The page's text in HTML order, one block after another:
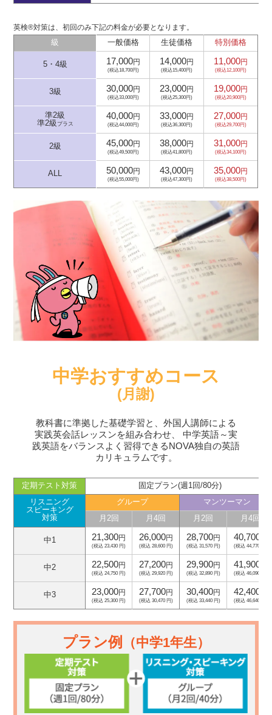
英検®対策は、初回のみ下記の料金が必要となります。
級 一般価格 生徒価格 特別価格
5・4級 17,000円
(税込18,700円)
14,000円
(税込15,400円)
11,000円
(税込12,100円)
3級 30,000円
(税込33,000円)
23,000円
(税込25,300円)
19,000円
(税込20,900円)
準2級
準2級 プラス
40,000円
(税込44,000円)
33,000円
(税込36,300円)
27,000円
(税込29,700円)
2級 45,000円
(税込49,500円)
38,000円
(税込41,800円)
31,000円
(税込34,100円)
ALL 50,000円
(税込55,000円)
43,000円
(税込47,300円)
35,000円
(税込38,500円)
中学おすすめコース
(月謝)
教科書に準拠した基礎学習と、外国人講師による
実践英会話レッスンを組み合わせ、
中学英語～実
践英語をバランスよく習得できるNOVA独自の英語
カリキュラムです。
定期テスト対策
固定プラン(週1回/80分)
リスニング
スピーキング
対策
グループ
マンツーマン
月2回
月4回 月2回 月4回
中1 21,300円
(税込 23,430 円)
26,000円
(税込 28,600 円)
28,700円
(税込 31,570 円)
40,700
(税込 44,770 円)
中2 22,500円
(税込 24,750 円)
27,200円
(税込 29,920 円)
29,900円
(税込 32,890 円)
41,900
(税込 46,090 円)
中3 23,000円
(税込 25,300 円)
27,700円
(税込 30,470 円)
30,400円
(税込 33,440 円)
42,400
(税込 46,640 円)
プラン例 （中学1年生）